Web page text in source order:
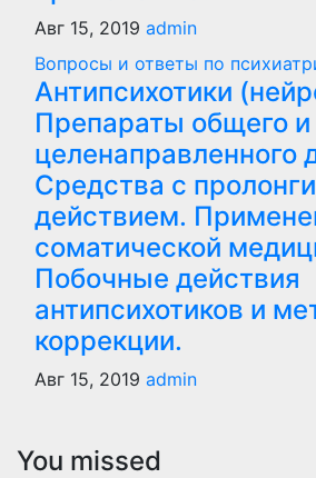
Авг 15, 2019 admin
Вопросы и ответы по
Антипсихотики
Препараты общего и
целенаправленного
Средства с
действием.
соматической
Побочные действия
антипсихотиков и
коррекции.
Авг 15, 2019 admin
You missed